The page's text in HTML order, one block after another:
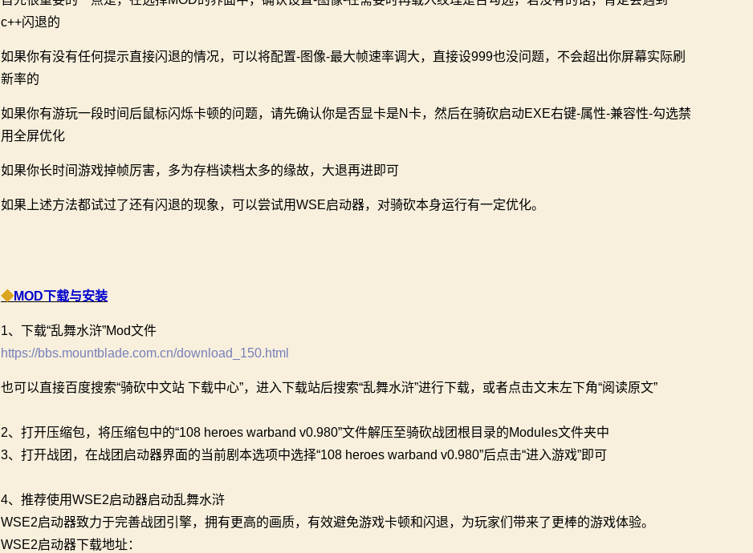
c++闪退的
如果你有没有任何提示直接闪退的情况，可以将配置-图像-最大帧速率调大，直接设999也没问题，不会超出你屏幕实际刷
新率的
如果你有游玩一段时间后鼠标闪烁卡顿的问题，请先确认你是否显卡是N卡，然后在骑砍启动EXE右键-属性-兼容性-勾选禁
用全屏优化
如果你长时间游戏掉帧厉害，多为存档读档太多的缘故，大退再进即可
如果上述方法都试过了还有闪退的现象，可以尝试用WSE启动器，对骑砍本身运行有一定优化。
◆MOD下载与安装
1、下载“乱舞水浒”Mod文件
https://bbs.mountblade.com.cn/download_150.html
也可以直接百度搜索“骑砍中文站 下载中心”，进入下载站后搜索“乱舞水浒”进行下载，或者点击文末左下角“阅读原文”
2、打开压缩包，将压缩包中的“108 heroes warband v0.980”文件解压至骑砍战团根目录的Modules文件夹中
3、打开战团，在战团启动器界面的当前剧本选项中选择“108 heroes warband v0.980”后点击“进入游戏”即可
4、推荐使用WSE2启动器启动乱舞水浒
WSE2启动器致力于完善战团引擎，拥有更高的画质，有效避免游戏卡顿和闪退，为玩家们带来了更棒的游戏体验。
WSE2启动器下载地址：